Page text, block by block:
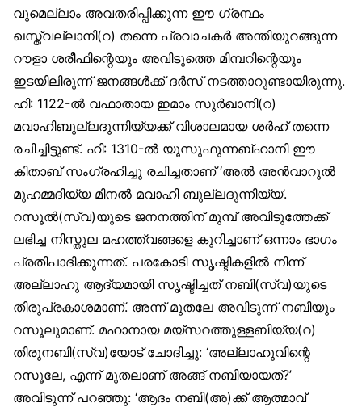
വുമെല്ലാം അവതരിപ്പിക്കുന്ന ഈ ഗ്രന്ഥം
ഖസ്ത്വല്ലാനി(റ) തന്നെ പ്രവാചകർ അന്തിയുറങ്ങുന്ന
റൗളാ ശരീഫിന്റെയും അവിടുത്തെ മിമ്പറിന്റെയും
ഇടയിലിരുന്ന് ജനങ്ങൾക്ക് ദർസ് നടത്താറുണ്ടായിരുന്നു.
ഹി: 1122-ൽ വഫാതായ ഇമാം സുർഖാനി(റ)
മവാഹിബുല്ലദുന്നിയ്യക്ക് വിശാലമായ ശർഹ് തന്നെ
രചിച്ചിട്ടുണ്ട്. ഹി: 1310-ൽ യൂസുഫുന്നബ്ഹാനി ഈ
കിതാബ് സംഗ്രഹിച്ചു രചിച്ചതാണ് ‘അൽ അൻവാറുൽ
മുഹമ്മദിയ്യ മിനൽ മവാഹി ബുല്ലദുന്നിയ്യ’.
റസൂൽ(സ്വ)യുടെ ജനനത്തിന് മുമ്പ് അവിടുത്തേക്ക്
ലഭിച്ച നിസ്തുല മഹത്ത്വങ്ങളെ കുറിച്ചാണ് ഒന്നാം ഭാഗം
പ്രതിപാദിക്കുന്നത്. പരകോടി സൃഷ്ടികളിൽ നിന്ന്
അല്ലാഹു ആദ്യമായി സൃഷ്ടിച്ചത് നബി(സ്വ)യുടെ
തിരുപ്രകാശമാണ്. അന്ന് മുതലേ അവിടുന്ന് നബിയും
റസൂലുമാണ്. മഹാനായ മയ്‌സറത്തുള്ളബിയ്യ(റ)
തിരുനബി(സ്വ)യോട് ചോദിച്ചു: ‘അല്ലാഹുവിന്റെ
റസൂലേ, എന്ന് മുതലാണ് അങ്ങ് നബിയായത്?’
അവിടുന്ന് പറഞ്ഞു: ‘ആദം നബി(അ)ക്ക് ആത്മാവ്